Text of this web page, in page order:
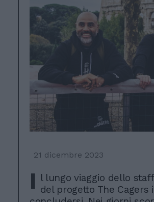
21 dicembre 2023
I l lungo viaggio dello
del progetto The Cagers